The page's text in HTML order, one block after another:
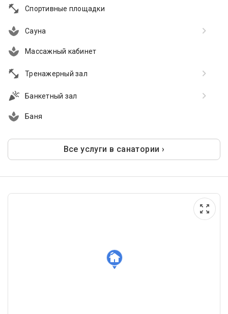
Спортивные площадки
Сауна
Массажный кабинет
Тренажерный зал
Банкетный зал
Баня
Все услуги в санатории ›